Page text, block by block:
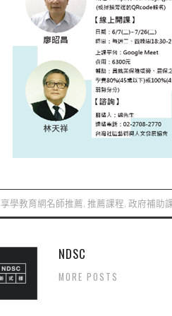
享學教育網名師推薦 ,推薦課程 ,政府補助
NDSC
MORE POSTS